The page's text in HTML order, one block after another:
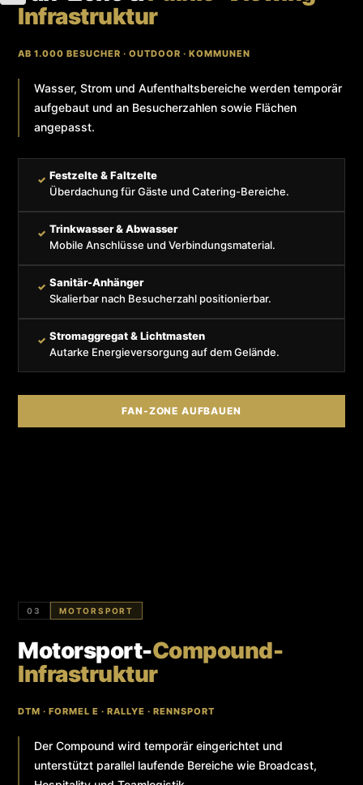
Infrastruktur
AB 1.000 BESUCHER · OUTDOOR · KOMMUNEN
Wasser, Strom und Aufenthaltsbereiche werden temporär
aufgebaut und an Besucherzahlen sowie Flächen
angepasst.
✓ Festzelte & Faltzelte
Überdachung für Gäste und Catering-Bereiche.
✓ Trinkwasser & Abwasser
Mobile Anschlüsse und Verbindungsmaterial.
✓ Sanitär-Anhänger
Skalierbar nach Besucherzahl positionierbar.
✓ Stromaggregat & Lichtmasten
Autarke Energieversorgung auf dem Gelände.
FAN-ZONE AUFBAUEN
03 MOTORSPORT
Motorsport-Compound-
Infrastruktur
DTM · FORMEL E · RALLYE · RENNSPORT
Der Compound wird temporär eingerichtet und
unterstützt parallel laufende Bereiche wie Broadcast,